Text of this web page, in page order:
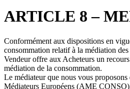
ARTICLE 8 –
Conformément aux dispositions en
consommation relatif à la médiation
Vendeur offre aux Acheteurs un
médiation de la consommation.
Le médiateur que nous vous proposons
Médiateurs Européens (AME